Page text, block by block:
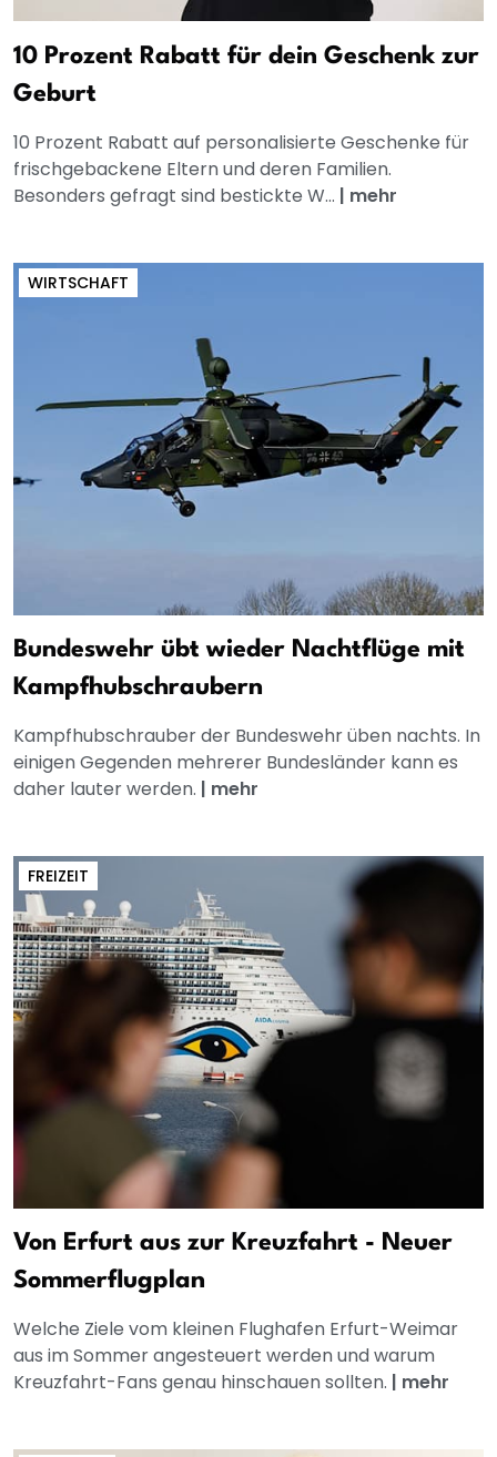
10 Prozent Rabatt für dein Geschenk zur
Geburt
10 Prozent Rabatt auf personalisierte Geschenke für
frischgebackene Eltern und deren Familien.
Besonders gefragt sind bestickte W... | mehr
WIRTSCHAFT
Bundeswehr übt wieder Nachtflüge mit
Kampfhubschraubern
Kampfhubschrauber der Bundeswehr üben nachts. In
einigen Gegenden mehrerer Bundesländer kann es
daher lauter werden. | mehr
FREIZEIT
Von Erfurt aus zur Kreuzfahrt - Neuer
Sommerflugplan
Welche Ziele vom kleinen Flughafen Erfurt-Weimar
aus im Sommer angesteuert werden und warum
Kreuzfahrt-Fans genau hinschauen sollten. | mehr